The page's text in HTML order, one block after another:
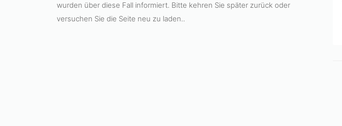
wurden über diese Fall informiert. Bitte kehren Sie später zurück oder
versuchen Sie die Seite neu zu laden..